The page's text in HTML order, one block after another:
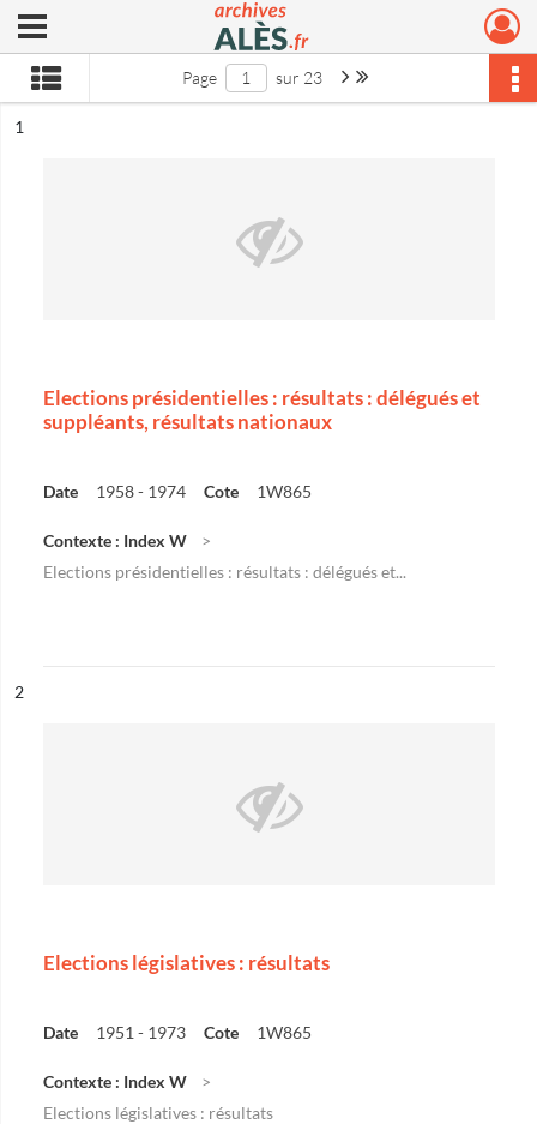
Archives municipales d'Alès
Ouvrir le menu déroulant
Page sur 23 Page suivante : 1/23
n°
1
Elections présidentielles : résultats : délégués et
suppléants, résultats nationaux
Date 1958 - 1974 Cote 1W865
Contexte : Index W
Elections présidentielles : résultats : délégués et...
n°
2
Elections législatives : résultats
Date 1951 - 1973 Cote 1W865
Contexte : Index W
Elections législatives : résultats